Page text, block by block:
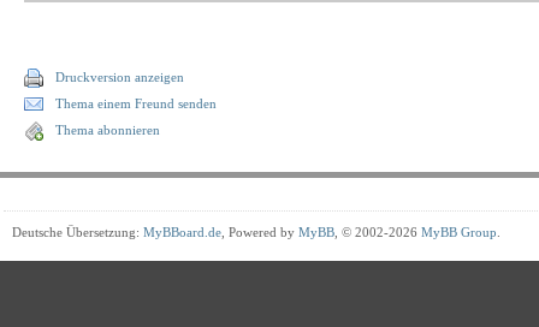
Druckversion anzeigen
Thema einem Freund senden
Thema abonnieren
Deutsche Übersetzung: MyBBoard.de , Powered by MyBB , © 2002-2026 MyBB Group